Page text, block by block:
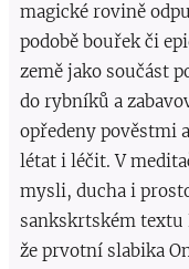
magické rovině
podobě bouřek či
země jako součást
do rybníků a
opředeny pověstmi
létat i léčit. V
mysli, ducha i
sankskrtském textu
že prvotní slabika